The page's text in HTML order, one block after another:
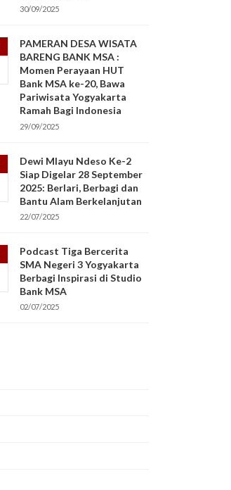
30/09/2025
PAMERAN DESA WISATA
BARENG BANK MSA :
Momen Perayaan HUT
Bank MSA ke-20, Bawa
Pariwisata Yogyakarta
Ramah Bagi Indonesia
29/09/2025
Dewi Mlayu Ndeso Ke-2
Siap Digelar 28 September
2025: Berlari, Berbagi dan
Bantu Alam Berkelanjutan
22/07/2025
Podcast Tiga Bercerita
SMA Negeri 3 Yogyakarta
Berbagi Inspirasi di Studio
Bank MSA
02/07/2025